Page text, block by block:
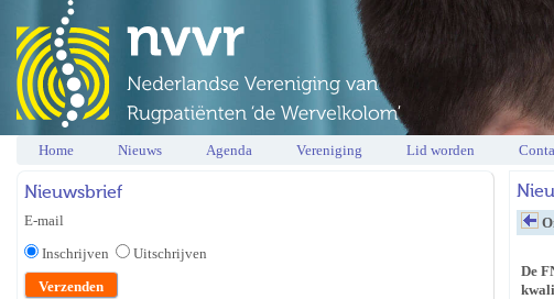
Home Nieuws Agenda Vereniging Lid worden
De
Nieuwsbrief
E-mail
Inschrijven
Uitschrijven